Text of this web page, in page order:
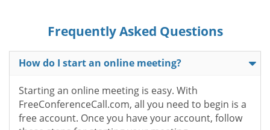
Frequently Asked Questions
How do I start an online meeting?
Starting an online meeting is easy. With
FreeConferenceCall.com, all you need to begin is a
free account. Once you have your account, follow